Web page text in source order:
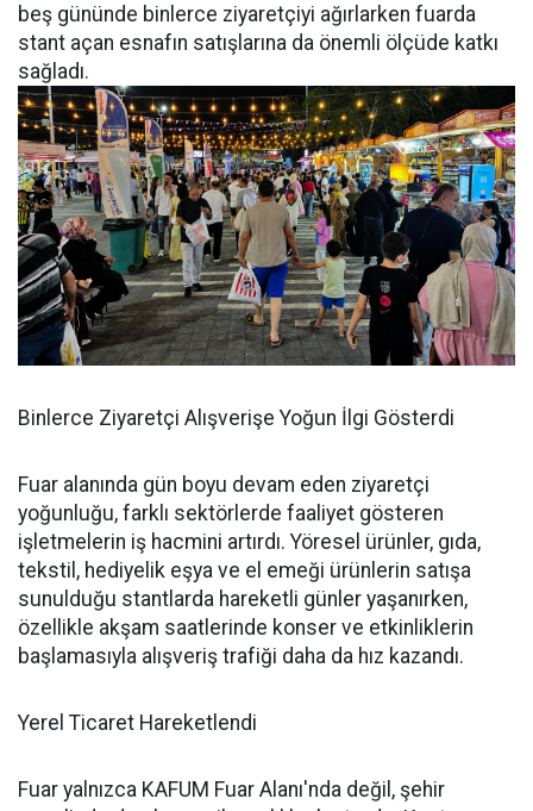
beş gününde binlerce ziyaretçiyi ağırlarken fuarda
stant açan esnafın satışlarına da önemli ölçüde katkı
sağladı.
Binlerce Ziyaretçi Alışverişe Yoğun İlgi Gösterdi
Fuar alanında gün boyu devam eden ziyaretçi
yoğunluğu, farklı sektörlerde faaliyet gösteren
işletmelerin iş hacmini artırdı. Yöresel ürünler, gıda,
tekstil, hediyelik eşya ve el emeği ürünlerin satışa
sunulduğu stantlarda hareketli günler yaşanırken,
özellikle akşam saatlerinde konser ve etkinliklerin
başlamasıyla alışveriş trafiği daha da hız kazandı.
Yerel Ticaret Hareketlendi
Fuar yalnızca KAFUM Fuar Alanı'nda değil, şehir